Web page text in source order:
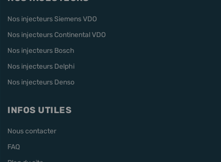
Nos injecteurs Siemens VDO
Nos injecteurs Continental VDO
Nos injecteurs Bosch
Nos injecteurs Delphi
Nos injecteurs Denso
INFOS UTILES
Nous contacter
FAQ